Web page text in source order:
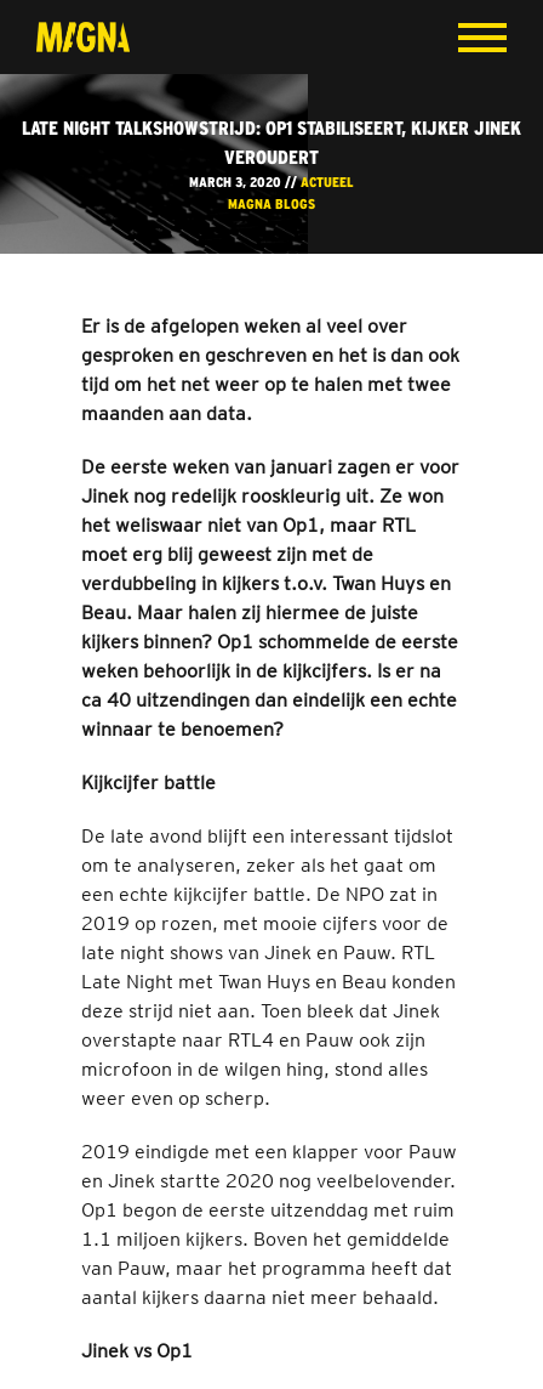
LATE NIGHT TALKSHOWSTRIJD: OP1 STABILISEERT, KIJKER JINEK
VEROUDERT
MARCH 3, 2020 //ACTUEEL
MAGNA BLOGS
Er is de afgelopen weken al veel over
gesproken en geschreven en het is dan ook
tijd om het net weer op te halen met twee
maanden aan data.
De eerste weken van januari zagen er voor
Jinek nog redelijk rooskleurig uit. Ze won
het weliswaar niet van Op1, maar RTL
moet erg blij geweest zijn met de
verdubbeling in kijkers t.o.v. Twan Huys en
Beau. Maar halen zij hiermee de juiste
kijkers binnen? Op1 schommelde de eerste
weken behoorlijk in de kijkcijfers. Is er na
ca 40 uitzendingen dan eindelijk een echte
winnaar te benoemen?
Kijkcijfer battle
De late avond blijft een interessant tijdslot
om te analyseren, zeker als het gaat om
een echte kijkcijfer battle. De NPO zat in
2019 op rozen, met mooie cijfers voor de
late night shows van Jinek en Pauw. RTL
Late Night met Twan Huys en Beau konden
deze strijd niet aan. Toen bleek dat Jinek
overstapte naar RTL4 en Pauw ook zijn
microfoon in de wilgen hing, stond alles
weer even op scherp.
2019 eindigde met een klapper voor Pauw
en Jinek startte 2020 nog veelbelovender.
Op1 begon de eerste uitzenddag met ruim
1.1 miljoen kijkers. Boven het gemiddelde
van Pauw, maar het programma heeft dat
aantal kijkers daarna niet meer behaald.
Jinek vs Op1